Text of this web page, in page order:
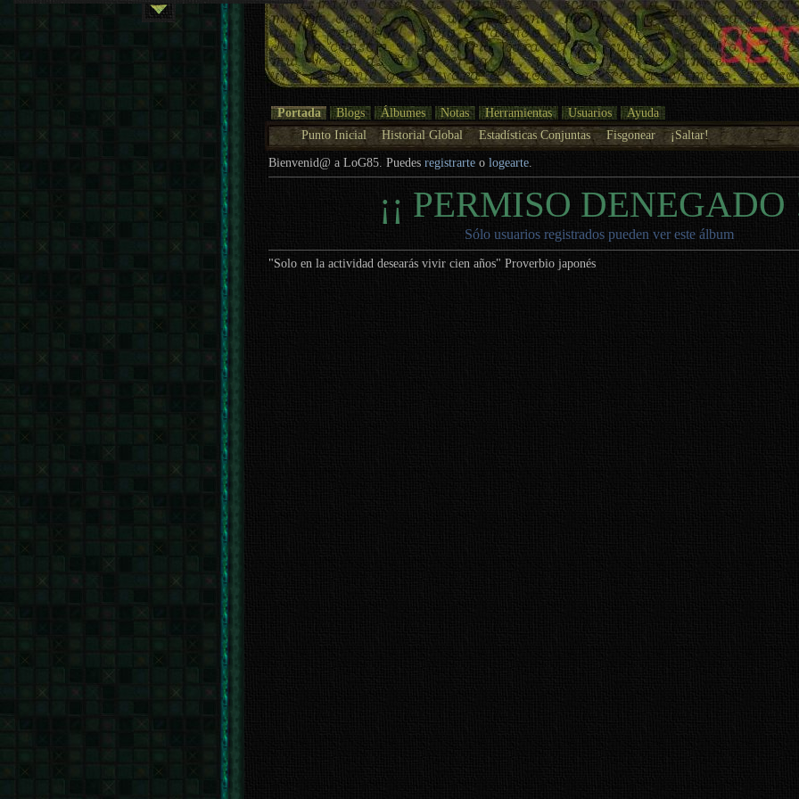
Portada Blogs Álbumes Notas Herramientas Usuarios
Ayuda
Punto Inicial
Historial Global Estadísticas Conjuntas Fisgonear ¡Saltar!
Bienvenid@ a LoG85. Puedesregistrarte ologearte.
¡¡ PERMISO DENEGADO
Sólo usuarios registrados pueden ver este álbum
"Solo en la actividad desearás vivir cien años" Proverbio japonés